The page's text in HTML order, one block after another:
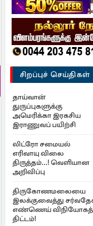
சிறப்புச் செய்திகள்
தாய்வான்
துருப்புகளுக்கு
அமெரிக்கா இரகசிய
இராணுவப் பயிற்சி
லிட்ரோ சமையல்
எரிவாயு விலை
திருத்தம்...! வெளியான
அறிவிப்பு
திருகோணமலையை
இலக்குவைத்து
எண்ணெய் விநியோகத்
திட்டம்!